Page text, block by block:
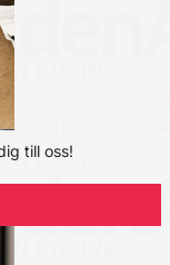
till oss!